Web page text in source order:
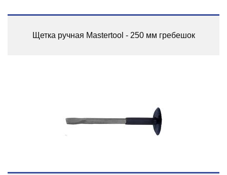
Щетка ручная Mastertool - 250 мм гребешок